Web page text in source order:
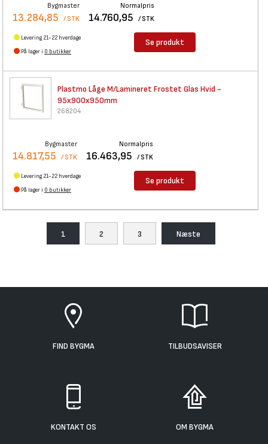
Bygmaster
13.284,85 / STK
Normalpris
14.760,95 / STK
Levering 21-22 hverdage
På lager i 0 butikker
Se produkt
Plastmo Låge M/Lamineret Frostet Glas Hvid -
95x900x950mm
268204
Bygmaster
14.817,55 / STK
Normalpris
16.463,95 / STK
Levering 21-22 hverdage
På lager i 0 butikker
Se produkt
1 2 3 Næste
FIND BYGMA TILBUDSAVISER
KONTAKT OS OM BYGMA